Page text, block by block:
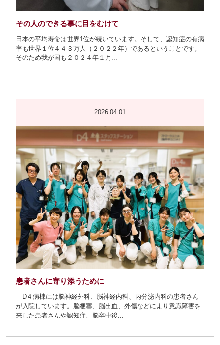
その人のできる事に目をむけて
日本の平均寿命は世界1位が続いています。そして、認知症の有病
率も世界１位４４３万人（２０２２年）であるということです。
そのため我が国も２０２４年１月...
2026.04.01
患者さんに寄り添うために
D４病棟には脳神経外科、脳神経内科、内分泌内科の患者さん
が入院しています。脳梗塞、脳出血、外傷などにより意識障害を
来した患者さんや認知症、脳卒中後...
看護継続教育
クリニカルラダーシステム
院内研修構造図
新人ナース教育
eラーニング
正職員（新卒・既卒）募集
臨時職員募集